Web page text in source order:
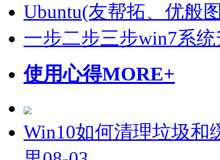
Ubuntu(友帮拓、优般
一步二步三步win7系
使用心得MORE+
Win10如何清理垃圾和